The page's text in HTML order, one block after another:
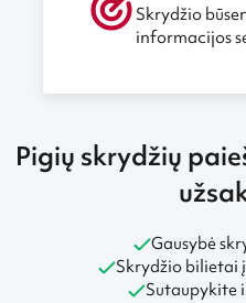
Skrydžio
informacijos
Pigių skrydžių
Gausybė
Skrydžio bilietai
Sutaupykite